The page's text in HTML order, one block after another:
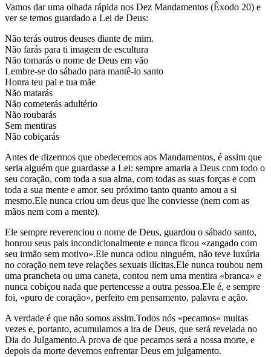
Vamos dar uma olhada rápida nos Dez Mandamentos (Êxodo 20) e
ver se temos guardado a Lei de Deus:
Não terás outros deuses diante de mim.
Não farás para ti imagem de escultura
Não tomarás o nome de Deus em vão
Lembre-se do sábado para mantê-lo santo
Honra teu pai e tua mãe
Não matarás
Não cometerás adultério
Não roubarás
Sem mentiras
Não cobiçarás
Antes de dizermos que obedecemos aos Mandamentos, é assim que
seria alguém que guardasse a Lei: sempre amaria a Deus com todo o
seu coração, com toda a sua alma, com todas as suas forças e com
toda a sua mente e amor. seu próximo tanto quanto amou a si
mesmo.Ele nunca criou um deus que lhe conviesse (nem com as
mãos nem com a mente).
Ele sempre reverenciou o nome de Deus, guardou o sábado santo,
honrou seus pais incondicionalmente e nunca ficou «zangado com
seu irmão sem motivo».Ele nunca odiou ninguém, não teve luxúria
no coração nem teve relações sexuais ilícitas.Ele nunca roubou nem
uma prancheta ou uma caneta, contou nem uma mentira «branca» e
nunca cobiçou nada que pertencesse a outra pessoa.Ele é, e sempre
foi, «puro de coração», perfeito em pensamento, palavra e ação.
A verdade é que não somos assim.Todos nós «pecamos» muitas
vezes e, portanto, acumulamos a ira de Deus, que será revelada no
Dia do Julgamento.A prova de que pecamos será a nossa morte, e
depois da morte devemos enfrentar Deus em julgamento.